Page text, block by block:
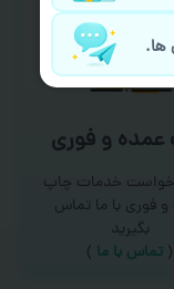
و فوری
خدمات چاپ
و فوری با ما تماس
بگیرید
( تماس با ما )
ها.